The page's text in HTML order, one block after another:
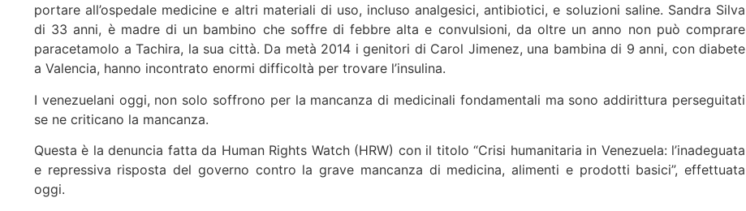
portare all’ospedale medicine e altri materiali di uso, incluso analgesici, antibiotici, e soluzioni saline. Sandra Silva
di 33 anni, è madre di un bambino che soffre di febbre alta e convulsioni, da oltre un anno non può comprare
paracetamolo a Tachira, la sua città. Da metà 2014 i genitori di Carol Jimenez, una bambina di 9 anni, con diabete
a Valencia, hanno incontrato enormi difficoltà per trovare l’insulina.
I venezuelani oggi, non solo soffrono per la mancanza di medicinali fondamentali ma sono addirittura perseguitati
se ne criticano la mancanza.
Questa è la denuncia fatta da Human Rights Watch (HRW) con il titolo “Crisi humanitaria in Venezuela: l’inadeguata
e repressiva risposta del governo contro la grave mancanza di medicina, alimenti e prodotti basici”, effettuata
oggi.